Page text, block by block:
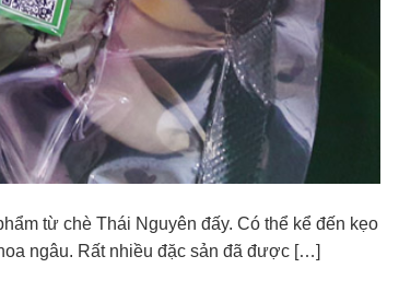
từ chè Thái Nguyên đấy. Có thể kể đến kẹo
ngâu. Rất nhiều đặc sản đã được […]